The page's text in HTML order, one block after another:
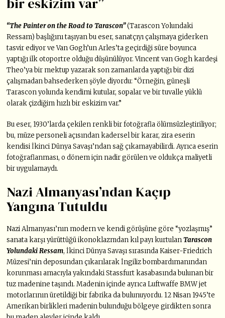
“The Painter on the Road to Tarascon”(Tarascon Yolundaki
Ressam) başlığını taşıyan bu eser, sanatçıyı çalışmaya giderken
tasvir ediyor ve Van Gogh’un Arles’ta geçirdiği süre boyunca
yaptığı ilk otoportre olduğu düşünülüyor. Vincent van Gogh kardeşi
Theo’ya bir mektup yazarak son zamanlarda yaptığı bir dizi
çalışmadan bahsederken şöyle diyordu: “Örneğin, güneşli
Tarascon yolunda kendimi kutular, sopalar ve bir tuvalle yüklü
olarak çizdiğim hızlı bir eskizim var.”
Bu eser, 1930’larda çekilen renkli bir fotoğrafla ölümsüzleştiriliyor;
bu, müze personeli açısından kadersel bir karar, zira eserin
kendisi İkinci Dünya Savaşı’ndan sağ çıkamayabilirdi. Ayrıca eserin
fotoğraflanması, o dönem için nadir görülen ve oldukça maliyetli
bir uygulamaydı.
Nazi Almanyası’ndan Kaçıp
Yangına Tutuldu
Nazi Almanyası’nın modern ve kendi görüşüne göre “yozlaşmış”
sanata karşı yürüttüğü ikonoklazmdan kıl payı kurtulanTarascon
Yolundaki Ressam, İkinci Dünya Savaşı sırasında Kaiser-Friedrich
Müzesi’nin deposundan çıkarılarak İngiliz bombardımanından
korunması amacıyla yakındaki Stassfurt kasabasında bulunan bir
tuz madenine taşındı. Madenin içinde ayrıca Luftwaffe BMW jet
motorlarının üretildiği bir fabrika da bulunuyordu. 12 Nisan 1945’te
Amerikan birlikleri madenin bulunduğu bölgeye girdikten sonra